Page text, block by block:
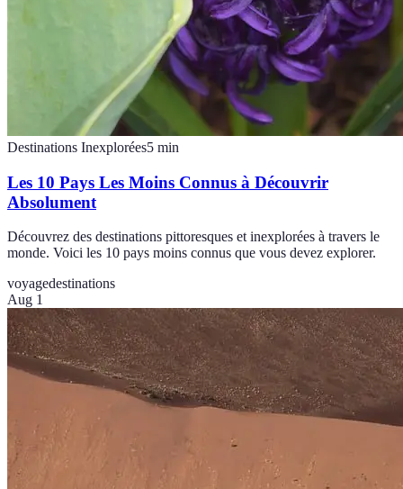
Destinations Inexplorées5 min
Les 10 Pays Les Moins Connus à Découvrir
Absolument
Découvrez des destinations pittoresques et inexplorées à travers le
monde. Voici les 10 pays moins connus que vous devez explorer.
voyagedestinations
Aug 1